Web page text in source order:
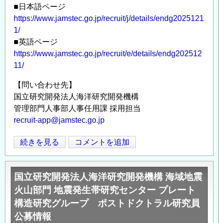
地
震
生
帯
研
究
セ
ン
タ
プ
レ
ー
ト
構
造
研
■日本語ページ
https://www.jamstec.go.jp/recruit/j/details/endg2025121
1/
■英語ページ
https://www.jamstec.go.jp/recruit/e/details/endg202512
11/
【問い合わせ先】
国立研究開発法人海洋研究開発機構
管理部門人事部人事任用課 採用担当
recruit-app@jamstec.go.jp
国
立
研
究
開
発
法
続きを見る コメントを追加
国立研究開発法人海洋研究開発機構 海域地震
火山部門 地震発生帯研究センター プレート
構造研究グループ ポストドクトラル研究員
公募情報